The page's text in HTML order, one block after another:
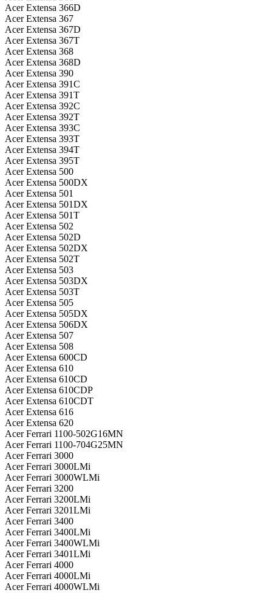
Acer Extensa 366D
Acer Extensa 367
Acer Extensa 367D
Acer Extensa 367T
Acer Extensa 368
Acer Extensa 368D
Acer Extensa 390
Acer Extensa 391C
Acer Extensa 391T
Acer Extensa 392C
Acer Extensa 392T
Acer Extensa 393C
Acer Extensa 393T
Acer Extensa 394T
Acer Extensa 395T
Acer Extensa 500
Acer Extensa 500DX
Acer Extensa 501
Acer Extensa 501DX
Acer Extensa 501T
Acer Extensa 502
Acer Extensa 502D
Acer Extensa 502DX
Acer Extensa 502T
Acer Extensa 503
Acer Extensa 503DX
Acer Extensa 503T
Acer Extensa 505
Acer Extensa 505DX
Acer Extensa 506DX
Acer Extensa 507
Acer Extensa 508
Acer Extensa 600CD
Acer Extensa 610
Acer Extensa 610CD
Acer Extensa 610CDP
Acer Extensa 610CDT
Acer Extensa 616
Acer Extensa 620
Acer Ferrari 1100-502G16MN
Acer Ferrari 1100-704G25MN
Acer Ferrari 3000
Acer Ferrari 3000LMi
Acer Ferrari 3000WLMi
Acer Ferrari 3200
Acer Ferrari 3200LMi
Acer Ferrari 3201LMi
Acer Ferrari 3400
Acer Ferrari 3400LMi
Acer Ferrari 3400WLMi
Acer Ferrari 3401LMi
Acer Ferrari 4000
Acer Ferrari 4000LMi
Acer Ferrari 4000WLMi